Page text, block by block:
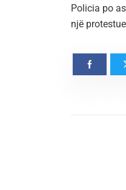
Policia po
një